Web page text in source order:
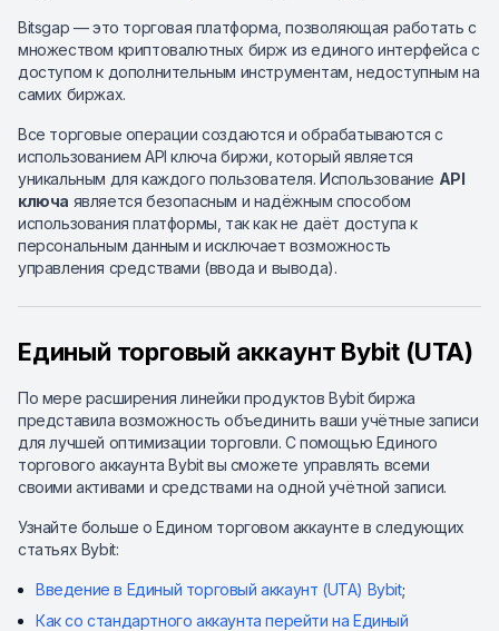
Bitsgap — это торговая платформа, позволяющая работать с
множеством криптовалютных бирж из единого интерфейса с
доступом к дополнительным инструментам, недоступным на
самих биржах.
Все торговые операции создаются и обрабатываются с
использованием API ключа биржи, который является
уникальным для каждого пользователя. Использование API
ключа является безопасным и надёжным способом
использования платформы, так как не даёт доступа к
персональным данным и исключает возможность
управления средствами (ввода и вывода).
Единый торговый аккаунт Bybit (UTA)
По мере расширения линейки продуктов Bybit биржа
представила возможность объединить ваши учётные записи
для лучшей оптимизации торговли. С помощью Единого
торгового аккаунта Bybit вы сможете управлять всеми
своими активами и средствами на одной учётной записи.
Узнайте больше о Едином торговом аккаунте в следующих
статьях Bybit:
Введение в Единый торговый аккаунт (UTA) Bybit;
Как со стандартного аккаунта перейти на Единый